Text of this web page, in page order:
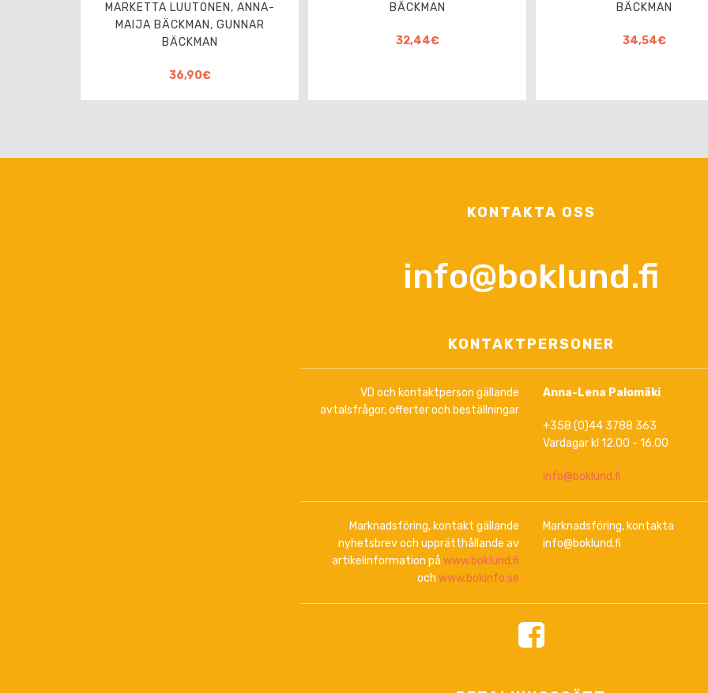
MARKETTA LUUTONEN, ANNA-
MAIJA BÄCKMAN, GUNNAR
BÄCKMAN
36,90€
BÄCKMAN
32,44€
BÄCKMAN
34,54€
KONTAKTA OSS
info@boklund.fi
KONTAKTPERSONER
VD och kontaktperson gällande
avtalsfrågor, offerter och beställningar
Anna-Lena Palomäki
+358 (0)44 3788 363
Vardagar kl 12.00 - 16.00
info@boklund.fi
Marknadsföring, kontakt gällande
nyhetsbrev och upprätthållande av
artikelinformation på www.boklund.fi
och www.bokinfo.se
Marknadsföring, kontakta
info@boklund.fi